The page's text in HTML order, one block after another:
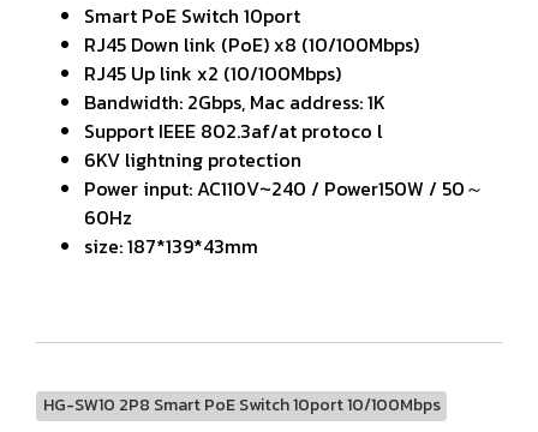
Smart PoE Switch 10port
RJ45 Down link (PoE) x8 (10/100Mbps)
RJ45 Up link x2 (10/100Mbps)
Bandwidth: 2Gbps, Mac address: 1K
Support IEEE 802.3af/at protoco l
6KV lightning protection
Power input: AC110V~240 / Power150W / 50～
60Hz
size: 187*139*43mm
HG-SW10 2P8 Smart PoE Switch 10port 10/100Mbps